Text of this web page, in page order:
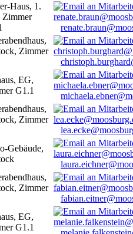
Haus, 1.
Zimmer
Zimmer
EG,
G1.1
Zimmer
Gebäude,
Zimmer
EG,
G1.1